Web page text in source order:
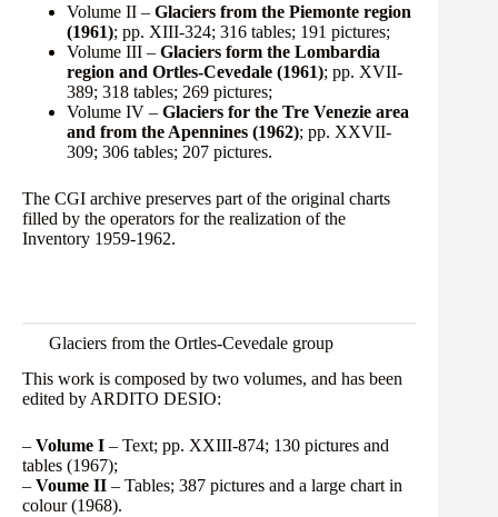
Volume II – Glaciers from the Piemonte region
(1961); pp. XIII-324; 316 tables; 191 pictures;
Volume III – Glaciers form the Lombardia
region and Ortles-Cevedale (1961); pp. XVII-
389; 318 tables; 269 pictures;
Volume IV – Glaciers for the Tre Venezie area
and from the Apennines (1962); pp. XXVII-
309; 306 tables; 207 pictures.
The CGI archive preserves part of the original charts
filled by the operators for the realization of the
Inventory 1959-1962.
Glaciers from the Ortles-Cevedale group
This work is composed by two volumes, and has been
edited by ARDITO DESIO:
– Volume I – Text; pp. XXIII-874; 130 pictures and
tables (1967);
– Voume II – Tables; 387 pictures and a large chart in
colour (1968).